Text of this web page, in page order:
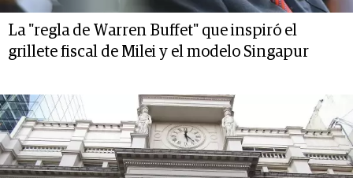
La "regla de Warren Buffet" que inspiró el
grillete fiscal de Milei y el modelo Singapur